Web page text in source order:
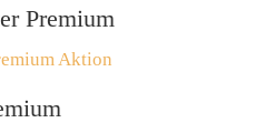
Premium
Aktion